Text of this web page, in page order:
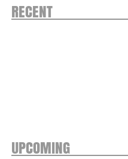
RECENT
UPCOMING